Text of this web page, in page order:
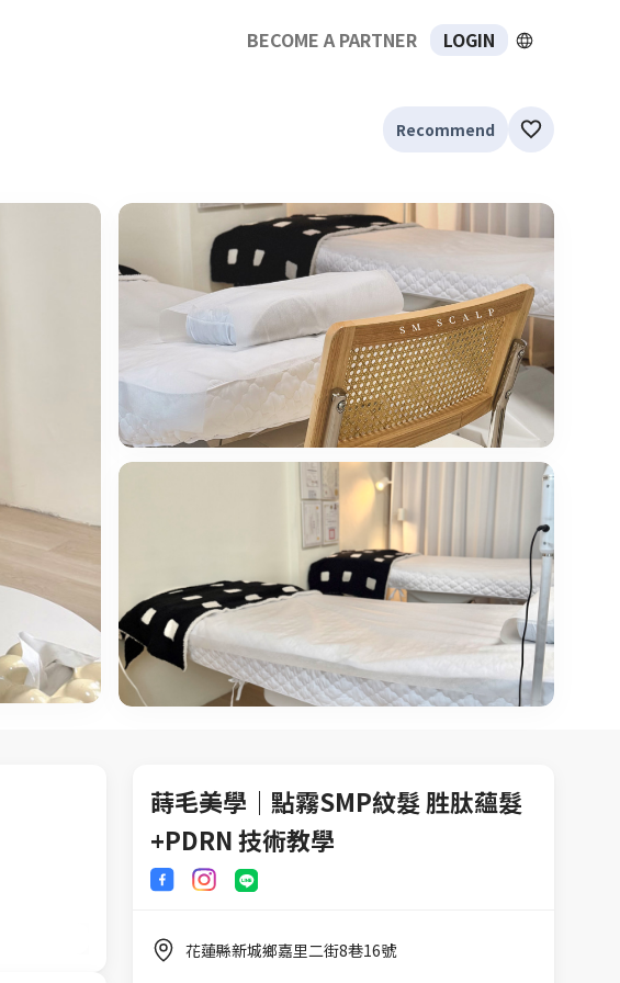
BECOME A PARTNER LOGIN
Recommend
蒔毛美學｜點霧SMP紋髮 胜肽蘊髮
+PDRN 技術教學
花蓮縣新城鄉嘉里二街8巷16號